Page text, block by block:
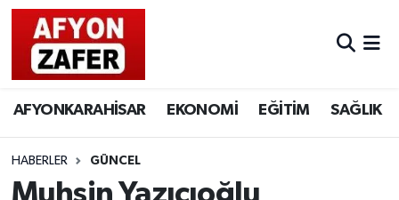
AFYONKARAHİSAR EKONOMİ EĞİTİM SAĞLIK
HABERLER GÜNCEL